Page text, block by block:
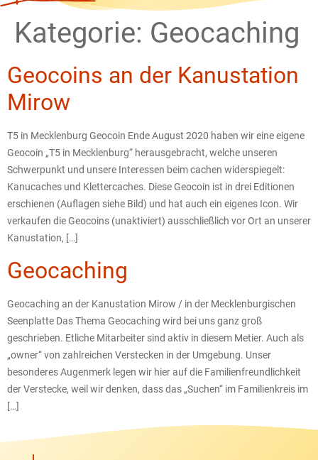
Kategorie: Geocaching
Geocoins an der Kanustation
Mirow
T5 in Mecklenburg Geocoin Ende August 2020 haben wir eine eigene
Geocoin „T5 in Mecklenburg“ herausgebracht, welche unseren
Schwerpunkt und unsere Interessen beim cachen widerspiegelt:
Kanucaches und Klettercaches. Diese Geocoin ist in drei Editionen
erschienen (Auflagen siehe Bild) und hat auch ein eigenes Icon. Wir
verkaufen die Geocoins (unaktiviert) ausschließlich vor Ort an unserer
Kanustation, […]
Geocaching
Geocaching an der Kanustation Mirow / in der Mecklenburgischen
Seenplatte Das Thema Geocaching wird bei uns ganz groß
geschrieben. Etliche Mitarbeiter sind aktiv in diesem Metier. Auch als
„owner“ von zahlreichen Verstecken in der Umgebung. Unser
besonderes Augenmerk legen wir hier auf die Familienfreundlichkeit
der Verstecke, weil wir denken, dass das „Suchen“ im Familienkreis im
[…]